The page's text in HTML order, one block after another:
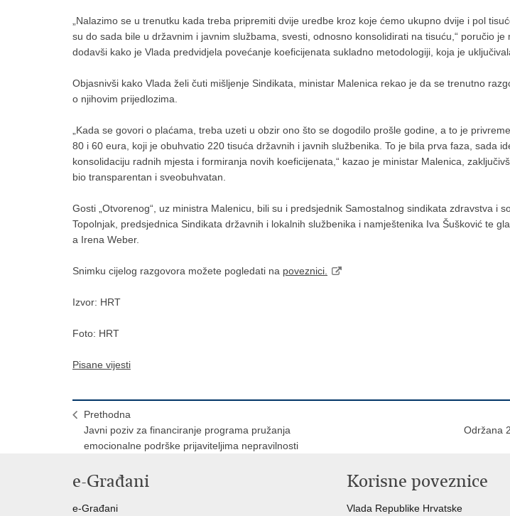
„Nalazimo se u trenutku kada treba pripremiti dvije uredbe kroz koje ćemo ukupno dvije i pol
su do sada bile u državnim i javnim službama, svesti, odnosno konsolidirati na tisuću,“ poručio je
dodavši kako je Vlada predvidjela povećanje koeficijenata sukladno metodologiji, koja je
Objasnivši kako Vlada želi čuti mišljenje Sindikata, ministar Malenica rekao je da se trenutno
o njihovim prijedlozima.
„Kada se govori o plaćama, treba uzeti u obzir ono što se dogodilo prošle godine, a to je
80 i 60 eura, koji je obuhvatio 220 tisuća državnih i javnih službenika. To je bila prva faza, sada
konsolidaciju radnih mjesta i formiranja novih koeficijenata,“ kazao je ministar Malenica,
bio transparentan i sveobuhvatan.
Gosti „Otvorenog“, uz ministra Malenicu, bili su i predsjednik Samostalnog sindikata zdravstva i
Topolnjak, predsjednica Sindikata državnih i lokalnih službenika i namještenika Iva Šušković te
a Irena Weber.
Snimku cijelog razgovora možete pogledati na poveznici.
Izvor: HRT
Foto: HRT
Pisane vijesti
Prethodna
Javni poziv za financiranje programa pružanja
emocionalne podrške prijaviteljima nepravilnosti
Održana
e-Građani
e-Građani
Korisne poveznice
Vlada Republike Hrvatske